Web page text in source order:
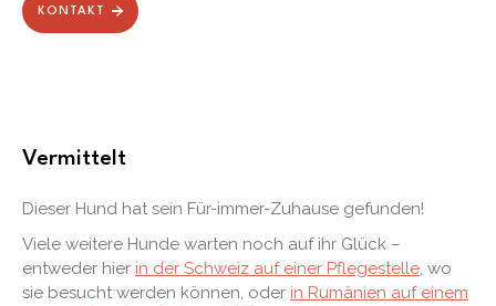
KONTAKT
Vermittelt
Dieser Hund hat sein Für-immer-Zuhause gefunden!
Viele weitere Hunde warten noch auf ihr Glück –
entweder hier in der Schweiz auf einer Pflegestelle, wo
sie besucht werden können, oder in Rumänien auf einem